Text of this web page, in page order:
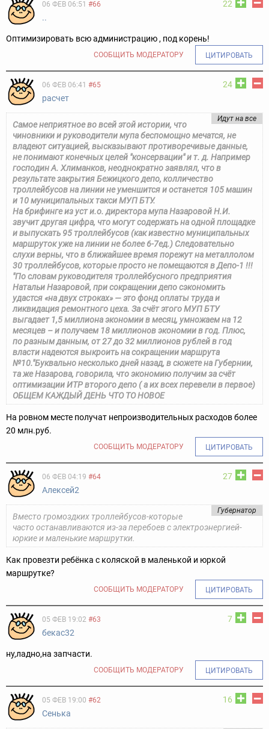
22
06 ФЕВ 06:51 #66
..
Оптимизировать всю администрацию , под корень!
СООБЩИТЬ МОДЕРАТОРУ ЦИТИРОВАТЬ
24
06 ФЕВ 06:41 #65
расчет
Идут на все
Самое неприятное во всей этой истории, что
чиновники и руководители мупа беспомощно мечатся, не
владеют ситуацией, высказывают противоречивые данные,
не понимают конечных целей "консервации" и т. д. Например
господин А. Хлиманков, неоднократно заявлял, что в
результате закрытия Бежицкого депо, колличество
троллейбусов на линии не уменшится и останется 105 машин
и 10 муниципальных такси МУП БТУ.
На брифинге из уст и.о. директора мупа Назаровой Н.И.
звучит другая цифра, что могут содержать на одной площадке
и выпускать 95 троллейбусов (как известно муниципальных
маршруток уже на линии не более 6-7ед.) Следовательно
слухи верны, что в ближайшее время порежут на металлолом
30 троллейбусов, которые просто не помещаются в Депо-1 !!!
"По словам руководителя троллейбусного предприятия
Натальи Назаровой, при сокращении депо сэкономить
удастся «на двух строках» — это фонд оплаты труда и
ликвидация ремонтного цеха. За счёт этого МУП БТУ
выгадает 1,5 миллиона экономии в месяц, умножаем на 12
месяцев – и получаем 18 миллионов экономии в год. Плюс,
по разным данным, от 27 до 32 миллионов рублей в год
власти надеются выкроить на сокращении маршрута
№10."Буквально несколько дней назад, в сюжете на Губернии,
та же Назарова, говорила, что экономию получим за счёт
оптимизации ИТР второго депо ( а их всех перевели в первое)
ОБЩЕМ КАЖДЫЙ ДЕНЬ ЧТО ТО НОВОЕ
На ровном месте получат непроизводительных расходов более
20 млн.руб.
СООБЩИТЬ МОДЕРАТОРУ ЦИТИРОВАТЬ
27
06 ФЕВ 04:19 #64
Алексей2
Губернатор
Вместо громоздких троллейбусов-которые
часто останавливаются из-за перебоев с электроэнергией-
юркие и маленькие маршрутки.
Как провезти ребёнка с коляской в маленькой и юркой
маршрутке?
СООБЩИТЬ МОДЕРАТОРУ ЦИТИРОВАТЬ
7
05 ФЕВ 19:02 #63
бекас32
ну,ладно,на запчасти.
СООБЩИТЬ МОДЕРАТОРУ ЦИТИРОВАТЬ
16
05 ФЕВ 19:00 #62
Сенька